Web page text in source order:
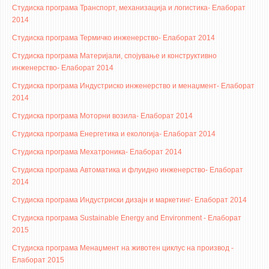
WATERBRIDGING
CIRASIM
ENERGET
АКТИ
ЗАВРШНИ СМЕТКИ
ТЕЛЕФОНСКИ ИМЕНИК
ИЗВЕСТУВАЊА
Студиска програма Транспорт, механизација и логистика- Елаборат
2014
Студиска програма Термичко инженерство- Елаборат 2014
Студиска програма Материјали, спојување и конструктивно
инженерство- Елаборат 2014
Студиска програма Индустриско инженерство и менаџмент- Елаборат
2014
Студиска програма Моторни возила- Елаборат 2014
Студиска програма Енергетика и екологија- Елаборат 2014
Студиска програма Мехатроника- Елаборат 2014
Студиска програма Автоматика и флуидно инженерство- Елаборат
2014
Студиска програма Индустриски дизајн и маркетинг- Елаборат 2014
Студиска програма Sustainable Energy and Environment - Елаборат
2015
Студиска програма Менаџмент на животен циклус на производ -
Елаборат 2015